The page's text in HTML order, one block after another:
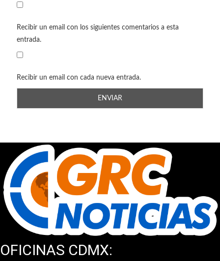
Recibir un email con los siguientes comentarios a esta
entrada.
Recibir un email con cada nueva entrada.
OFICINAS CDMX: